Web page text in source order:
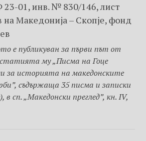
01, инв. № 830/146, лист
на Македониjа – Скопje, фонд
е публикуван за първи път от
му „Писма на Гоце
за историята на македонските
съдържаща 35 писма и записки
в сп. „Македонски преглед”, кн. IV,